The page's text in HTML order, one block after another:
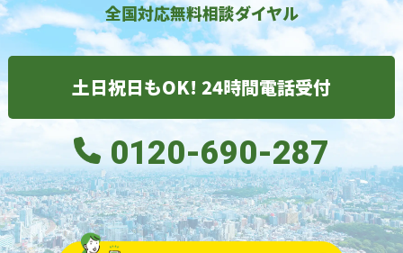
全国対応無料相談ダイヤル
土日祝日もOK! 24時間電話受付
0120-690-287